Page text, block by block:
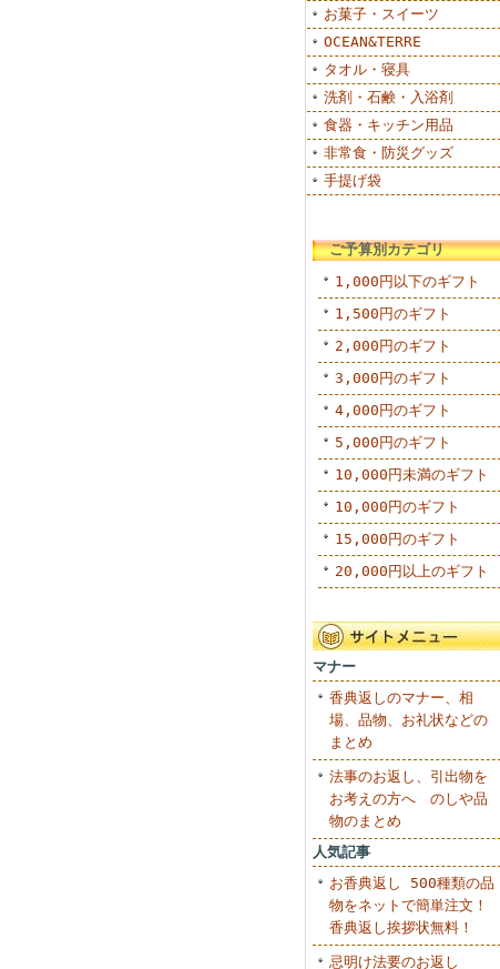
お菓子・スイーツ
OCEAN&TERRE
タオル・寝具
洗剤・石鹸・入浴剤
食器・キッチン用品
非常食・防災グッズ
手提げ袋
ご予算別カテゴリ
1,000円以下のギフト
1,500円のギフト
2,000円のギフト
3,000円のギフト
4,000円のギフト
5,000円のギフト
10,000円未満のギフト
10,000円のギフト
15,000円のギフト
20,000円以上のギフト
マナー
香典返しのマナー、相
場、品物、お礼状などの
まとめ
法事のお返し、引出物を
お考えの方へ のしや品
物のまとめ
人気記事
お香典返し 500種類の品
物をネットで簡単注文！
香典返し挨拶状無料！
忌明け法要のお返し